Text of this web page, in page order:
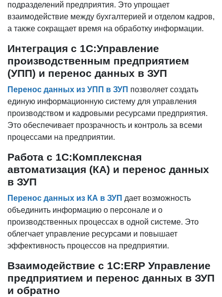
подразделений предприятия. Это упрощает
взаимодействие между бухгалтерией и отделом кадров,
а также сокращает время на обработку информации.
Интеграция с 1С:Управление
производственным предприятием
(УПП) и перенос данных в ЗУП
Перенос данных из УПП в ЗУП позволяет создать
единую информационную систему для управления
производством и кадровыми ресурсами предприятия.
Это обеспечивает прозрачность и контроль за всеми
процессами на предприятии.
Работа с 1С:Комплексная
автоматизация (КА) и перенос данных
в ЗУП
Перенос данных из КА в ЗУП дает возможность
объединить информацию о персонале и о
производственных процессах в одной системе. Это
облегчает управление ресурсами и повышает
эффективность процессов на предприятии.
Взаимодействие с 1С:ERP Управление
предприятием и перенос данных в ЗУП
и обратно